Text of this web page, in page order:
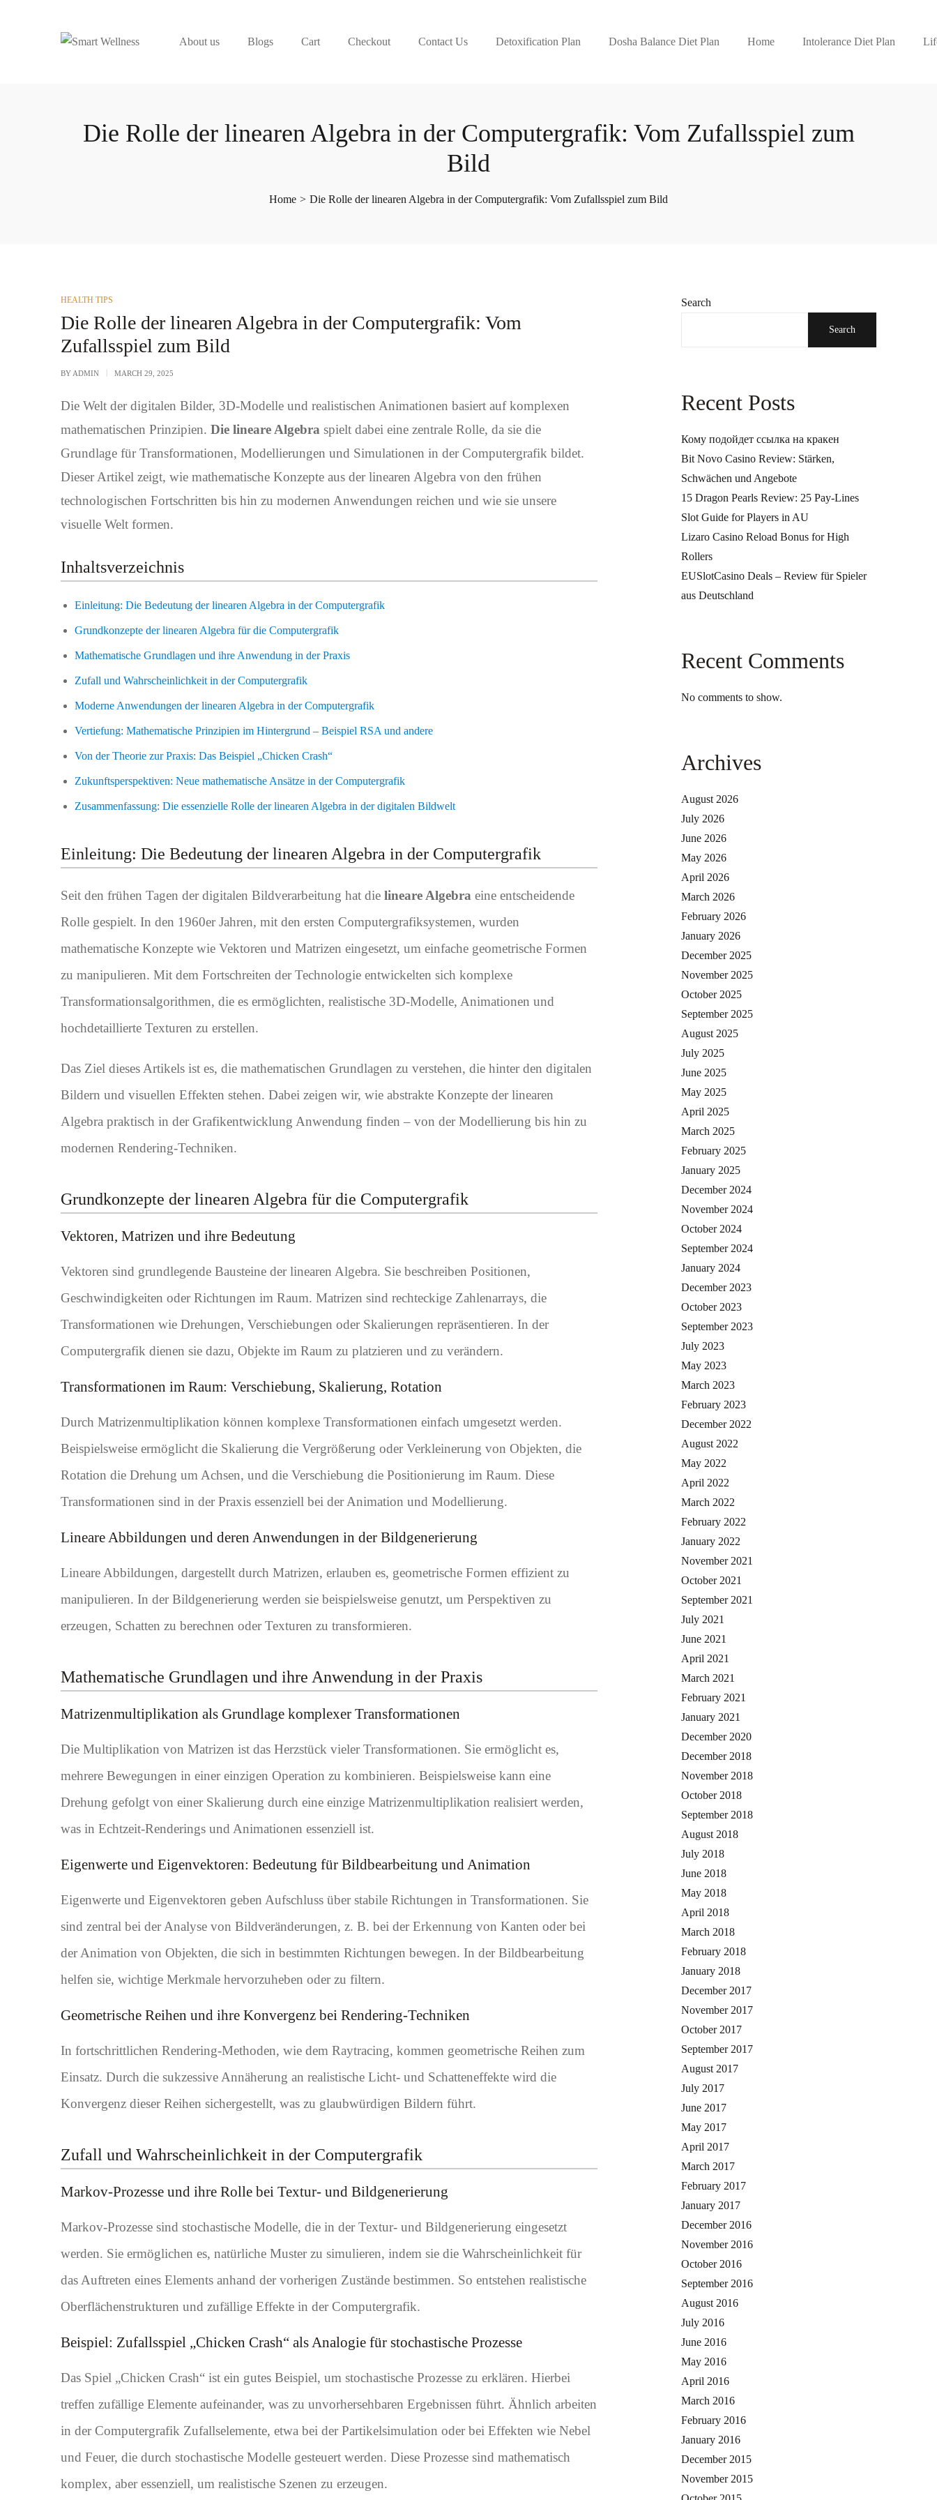
About us Blogs Cart Checkout Contact Us Detoxification Plan Dosha Balance Diet Plan Home Intolerance Diet Plan
Die Rolle der linearen Algebra in der Computergrafik: Vom Zufallsspiel zum
Bild
Home > Die Rolle der linearen Algebra in der Computergrafik: Vom Zufallsspiel zum Bild
Search
Search
Recent Posts
Кому подойдет ссылка на кракен
Bit Novo Casino Review: Stärken,
Schwächen und Angebote
15 Dragon Pearls Review: 25 Pay-Lines
Slot Guide for Players in AU
Lizaro Casino Reload Bonus for High
Rollers
EUSlotCasino Deals – Review für Spieler
aus Deutschland
Recent Comments
No comments to show.
Archives
August 2026
July 2026
June 2026
May 2026
April 2026
March 2026
February 2026
January 2026
December 2025
November 2025
October 2025
September 2025
August 2025
July 2025
June 2025
May 2025
April 2025
March 2025
February 2025
January 2025
December 2024
November 2024
October 2024
September 2024
January 2024
December 2023
October 2023
September 2023
July 2023
May 2023
March 2023
February 2023
December 2022
August 2022
May 2022
April 2022
March 2022
February 2022
January 2022
November 2021
October 2021
September 2021
July 2021
June 2021
April 2021
March 2021
February 2021
January 2021
December 2020
December 2018
November 2018
October 2018
September 2018
August 2018
July 2018
June 2018
May 2018
April 2018
March 2018
February 2018
January 2018
December 2017
November 2017
October 2017
September 2017
August 2017
July 2017
June 2017
May 2017
April 2017
March 2017
February 2017
January 2017
December 2016
November 2016
October 2016
September 2016
August 2016
July 2016
June 2016
May 2016
April 2016
March 2016
February 2016
January 2016
December 2015
November 2015
POSTED
HEALTH TIPS
Die Rolle der linearen Algebra in der Computergrafik: Vom
Zufallsspiel zum Bild
BY ADMIN MARCH 29, 2025
Die Welt der digitalen Bilder, 3D-Modelle und realistischen Animationen basiert auf komplexen
mathematischen Prinzipien. Die lineare Algebra spielt dabei eine zentrale Rolle, da sie die
Grundlage für Transformationen, Modellierungen und Simulationen in der Computergrafik bildet.
Dieser Artikel zeigt, wie mathematische Konzepte aus der linearen Algebra von den frühen
technologischen Fortschritten bis hin zu modernen Anwendungen reichen und wie sie unsere
visuelle Welt formen.
Inhaltsverzeichnis
Einleitung: Die Bedeutung der linearen Algebra in der Computergrafik
Grundkonzepte der linearen Algebra für die Computergrafik
Mathematische Grundlagen und ihre Anwendung in der Praxis
Zufall und Wahrscheinlichkeit in der Computergrafik
Moderne Anwendungen der linearen Algebra in der Computergrafik
Vertiefung: Mathematische Prinzipien im Hintergrund – Beispiel RSA und andere
Von der Theorie zur Praxis: Das Beispiel „Chicken Crash“
Zukunftsperspektiven: Neue mathematische Ansätze in der Computergrafik
Zusammenfassung: Die essenzielle Rolle der linearen Algebra in der digitalen Bildwelt
Einleitung: Die Bedeutung der linearen Algebra in der Computergrafik
Seit den frühen Tagen der digitalen Bildverarbeitung hat die lineare Algebra eine entscheidende
Rolle gespielt. In den 1960er Jahren, mit den ersten Computergrafiksystemen, wurden
mathematische Konzepte wie Vektoren und Matrizen eingesetzt, um einfache geometrische Formen
zu manipulieren. Mit dem Fortschreiten der Technologie entwickelten sich komplexe
Transformationsalgorithmen, die es ermöglichten, realistische 3D-Modelle, Animationen und
hochdetaillierte Texturen zu erstellen.
Das Ziel dieses Artikels ist es, die mathematischen Grundlagen zu verstehen, die hinter den digitalen
Bildern und visuellen Effekten stehen. Dabei zeigen wir, wie abstrakte Konzepte der linearen
Algebra praktisch in der Grafikentwicklung Anwendung finden – von der Modellierung bis hin zu
modernen Rendering-Techniken.
Grundkonzepte der linearen Algebra für die Computergrafik
Vektoren, Matrizen und ihre Bedeutung
Vektoren sind grundlegende Bausteine der linearen Algebra. Sie beschreiben Positionen,
Geschwindigkeiten oder Richtungen im Raum. Matrizen sind rechteckige Zahlenarrays, die
Transformationen wie Drehungen, Verschiebungen oder Skalierungen repräsentieren. In der
Computergrafik dienen sie dazu, Objekte im Raum zu platzieren und zu verändern.
Transformationen im Raum: Verschiebung, Skalierung, Rotation
Durch Matrizenmultiplikation können komplexe Transformationen einfach umgesetzt werden.
Beispielsweise ermöglicht die Skalierung die Vergrößerung oder Verkleinerung von Objekten, die
Rotation die Drehung um Achsen, und die Verschiebung die Positionierung im Raum. Diese
Transformationen sind in der Praxis essenziell bei der Animation und Modellierung.
Lineare Abbildungen und deren Anwendungen in der Bildgenerierung
Lineare Abbildungen, dargestellt durch Matrizen, erlauben es, geometrische Formen effizient zu
manipulieren. In der Bildgenerierung werden sie beispielsweise genutzt, um Perspektiven zu
erzeugen, Schatten zu berechnen oder Texturen zu transformieren.
Mathematische Grundlagen und ihre Anwendung in der Praxis
Matrizenmultiplikation als Grundlage komplexer Transformationen
Die Multiplikation von Matrizen ist das Herzstück vieler Transformationen. Sie ermöglicht es,
mehrere Bewegungen in einer einzigen Operation zu kombinieren. Beispielsweise kann eine
Drehung gefolgt von einer Skalierung durch eine einzige Matrizenmultiplikation realisiert werden,
was in Echtzeit-Renderings und Animationen essenziell ist.
Eigenwerte und Eigenvektoren: Bedeutung für Bildbearbeitung und Animation
Eigenwerte und Eigenvektoren geben Aufschluss über stabile Richtungen in Transformationen. Sie
sind zentral bei der Analyse von Bildveränderungen, z. B. bei der Erkennung von Kanten oder bei
der Animation von Objekten, die sich in bestimmten Richtungen bewegen. In der Bildbearbeitung
helfen sie, wichtige Merkmale hervorzuheben oder zu filtern.
Geometrische Reihen und ihre Konvergenz bei Rendering-Techniken
In fortschrittlichen Rendering-Methoden, wie dem Raytracing, kommen geometrische Reihen zum
Einsatz. Durch die sukzessive Annäherung an realistische Licht- und Schatteneffekte wird die
Konvergenz dieser Reihen sichergestellt, was zu glaubwürdigen Bildern führt.
Zufall und Wahrscheinlichkeit in der Computergrafik
Markov-Prozesse und ihre Rolle bei Textur- und Bildgenerierung
Markov-Prozesse sind stochastische Modelle, die in der Textur- und Bildgenerierung eingesetzt
werden. Sie ermöglichen es, natürliche Muster zu simulieren, indem sie die Wahrscheinlichkeit für
das Auftreten eines Elements anhand der vorherigen Zustände bestimmen. So entstehen realistische
Oberflächenstrukturen und zufällige Effekte in der Computergrafik.
Beispiel: Zufallsspiel „Chicken Crash“ als Analogie für stochastische Prozesse
Das Spiel „Chicken Crash“ ist ein gutes Beispiel, um stochastische Prozesse zu erklären. Hierbei
treffen zufällige Elemente aufeinander, was zu unvorhersehbaren Ergebnissen führt. Ähnlich arbeiten
in der Computergrafik Zufallselemente, etwa bei der Partikelsimulation oder bei Effekten wie Nebel
und Feuer, die durch stochastische Modelle gesteuert werden. Diese Prozesse sind mathematisch
komplex, aber essenziell, um realistische Szenen zu erzeugen.